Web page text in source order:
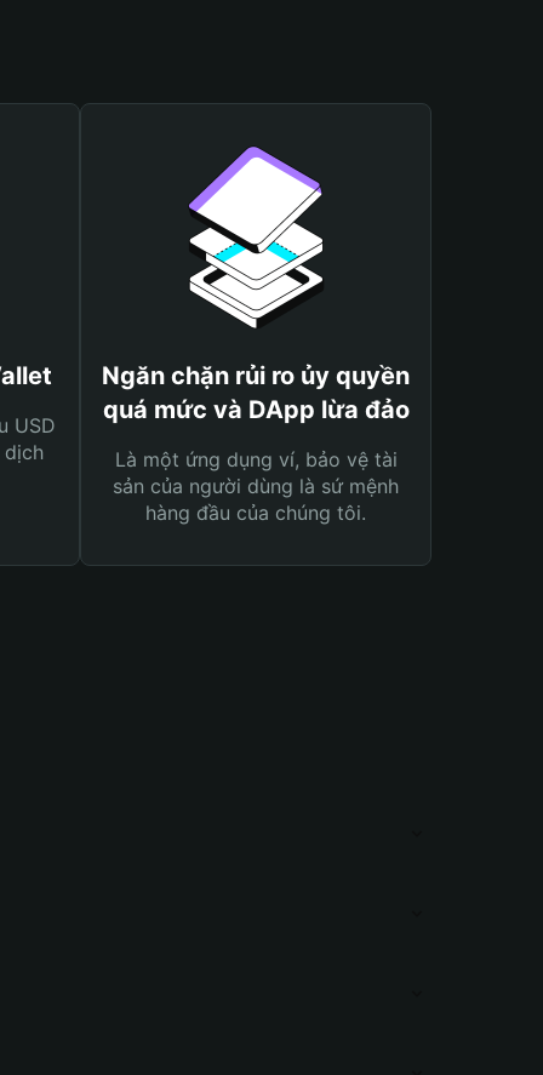
USD
Ngăn chặn rủi ro ủy quyền
quá mức và DApp lừa đảo
Là một ứng dụng ví, bảo vệ tài
sản của người dùng là sứ mệnh
hàng đầu của chúng tôi.